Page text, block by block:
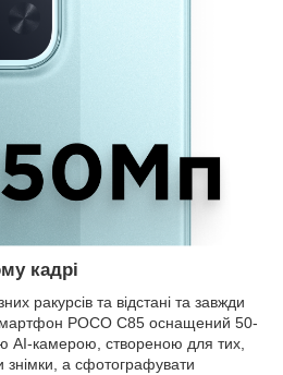
кадрі
ракурсів та відстані та завжди
POCO C85 оснащений 50-
AI-камерою, створеною для тих,
знімки, а сфотографувати